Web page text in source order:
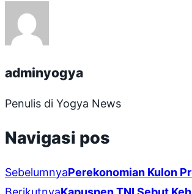
adminyogya
Penulis di Yogya News
Navigasi pos
SebelumnyaPerekonomian Kulon